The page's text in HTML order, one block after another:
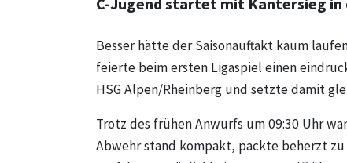
Besser hätte der Saisonauftakt kaum
feierte beim ersten Ligaspiel einen
HSG Alpen/Rheinberg und setzte damit
Trotz des frühen Anwurfs um 09:30 Uhr
Abwehr stand kompakt, packte beherzt